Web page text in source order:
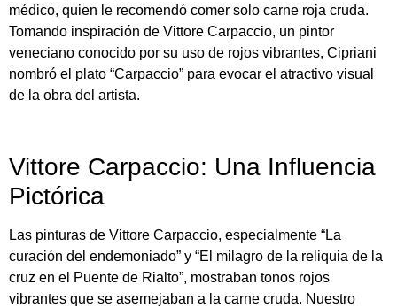
médico, quien le recomendó comer solo carne roja cruda.
Tomando inspiración de Vittore Carpaccio, un pintor
veneciano conocido por su uso de rojos vibrantes, Cipriani
nombró el plato “Carpaccio” para evocar el atractivo visual
de la obra del artista.
Vittore Carpaccio: Una Influencia
Pictórica
Las pinturas de Vittore Carpaccio, especialmente “La
curación del endemoniado” y “El milagro de la reliquia de la
cruz en el Puente de Rialto”, mostraban tonos rojos
vibrantes que se asemejaban a la carne cruda. Nuestro